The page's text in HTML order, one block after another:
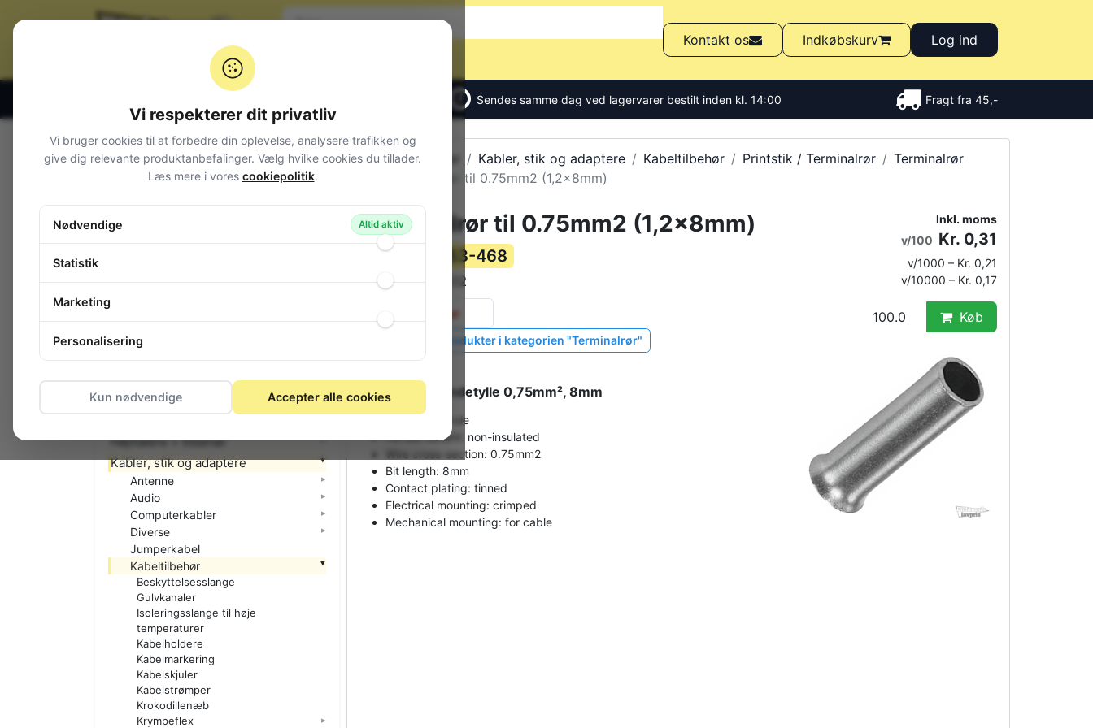
Kontakt os Indkøbskurv Log ind
Sendes samme dag ved lagervarer bestilt inden kl. 14:00 Fragt fra 45,-
Alle produkter Kabler, stik og adaptere Kabeltilbehør Printstik / Terminalrør
Terminalrør
Terminalrør til 0.75mm2 (1,2x8mm)
Terminalrør til 0.75mm2 (1,2x8mm)
153-468
Varekode: 216-102
på lager
Vis lignende produkter i kategorien "Terminalrør"
Terminalrør, Endetylle 0,75mm², 8mm
Bootlace ferrule
Ferrule variant: non-insulated
Wire cross-section: 0.75mm2
Bit length: 8mm
Contact plating: tinned
Electrical mounting: crimped
Mechanical mounting: for cable
Inkl. moms
v/100 Kr. 0,31
v/1000 – Kr. 0,21
v/10000 – Kr. 0,17
Køb
Varegrupper
Audio
Computerudstyr
El-materiel (installation)
Foto
Højttalere + tilbehør
Kabler, stik og adaptere
Antenne
Audio
Computerkabler
Diverse
Jumperkabel
Kabeltilbehør
Beskyttelsesslange
Gulvkanaler
Isoleringsslange til høje
temperaturer
Kabelholdere
Kabelmarkering
Kabelskjuler
Kabelstrømper
Krokodillenæb
Krympeflex
Vi respekterer dit privatliv
Vi bruger cookies til at forbedre din oplevelse, analysere trafikken og
give dig relevante produktanbefalinger. Vælg hvilke cookies du tillader.
Læs mere i vores cookiepolitik.
Nødvendige Altid aktiv
Statistik
Marketing
Personalisering
Kun nødvendige Accepter alle cookies